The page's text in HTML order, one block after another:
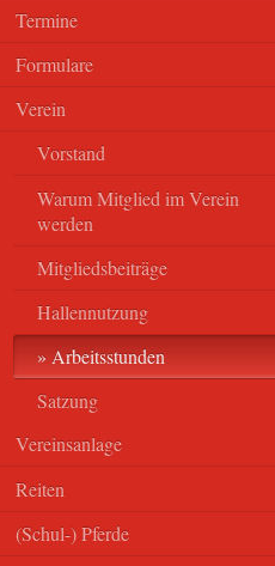
Termine
Formulare
Verein
Vorstand
Warum Mitglied im Verein
werden
Mitgliedsbeiträge
Hallennutzung
Arbeitsstunden
Satzung
Vereinsanlage
Reiten
(Schul-) Pferde